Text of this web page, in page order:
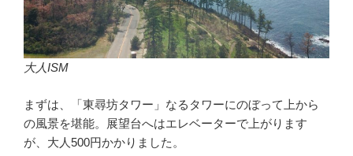
大人ISM
まずは、「東尋坊タワー」なるタワーにのぼって上から
の風景を堪能。展望台へはエレベーターで上がります
が、大人500円かかりました。